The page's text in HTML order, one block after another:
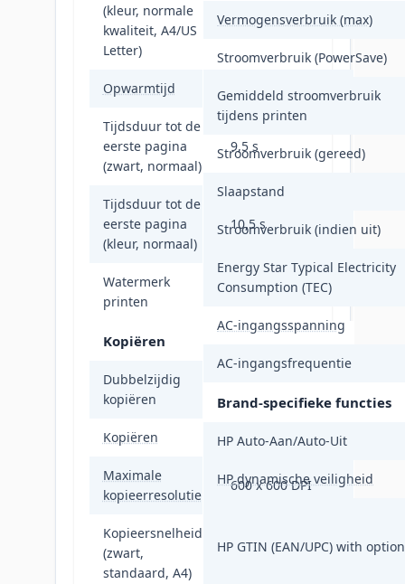
(kleur, normale
kwaliteit, A4/US
Letter)
Opwarmtijd 55 s
Tijdsduur tot de
eerste pagina
(zwart, normaal)
9,5 s
Tijdsduur tot de
eerste pagina
(kleur, normaal)
10,5 s
Watermerk
printen
Ja
Kopiëren
Dubbelzijdig
kopiëren
Kopiëren Kopiëren in kleur
Maximale
kopieerresolutie
600 x 600 DPI
Kopieersnelheid
(zwart,
standaard, A4)
35 cpm
Vermogensverbruik (max)
Stroomverbruik (PowerSave)
Gemiddeld stroomverbruik
tijdens printen
Stroomverbruik (gereed)
Slaapstand
Stroomverbruik (indien uit)
Energy Star Typical Electricity
Consumption (TEC)
AC-ingangsspanning
AC-ingangsfrequentie
Brand-specifieke functies
HP Auto-Aan/Auto-Uit
HP dynamische veiligheid
HP GTIN (EAN/UPC) with